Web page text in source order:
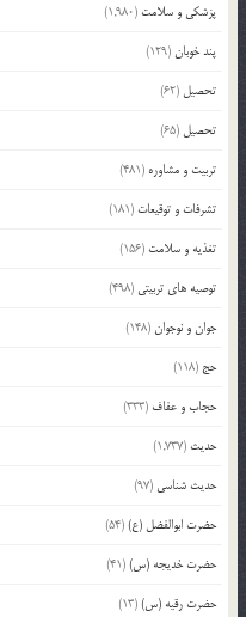
پزشکی و سلامت (1,980)
پند خوبان(129)
تحصیل (62)
تحصیل (65)
تربیت و مشاوره (481)
تشرفات و توقیعات (181)
تغذیه و سلامت (156)
توصیه های تربیتی (498)
جوان و نوجوان(148)
حج (118)
حجاب و عفاف (333)
حدیث (1,737)
حدیث شناسی (97)
حضرت ابوالفضل (ع)(54)
حضرت خدیجه (س)(41)
حضرت رقیه (س)(13)